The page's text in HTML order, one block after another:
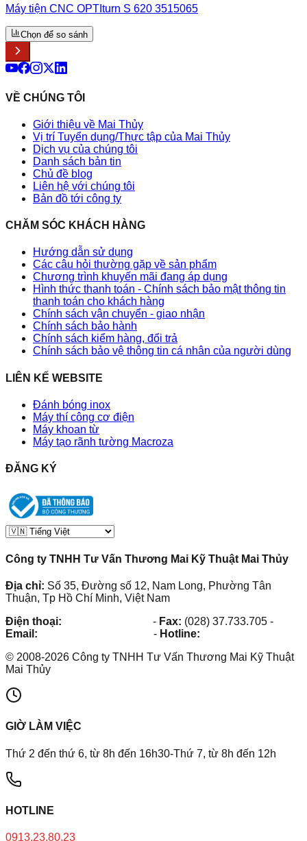
Máy tiện CNC OPTIturn S 620 3515065
Chọn để so sánh
VỀ CHÚNG TÔI
Giới thiệu về Mai Thủy
Vị trí Tuyển dụng/Thực tập của Mai Thủy
Dịch vụ của chúng tôi
Danh sách bản tin
Chủ đề blog
Liên hệ với chúng tôi
Bản đồ tới công ty
CHĂM SÓC KHÁCH HÀNG
Hướng dẫn sử dụng
Các câu hỏi thường gặp về sản phẩm
Chương trình khuyến mãi đang áp dụng
Hình thức thanh toán - Chính sách bảo mật thông tin
thanh toán cho khách hàng
Chính sách vận chuyển - giao nhận
Chính sách bảo hành
Chính sách kiểm hàng, đổi trả
Chính sách bảo vệ thông tin cá nhân của người dùng
LIÊN KẾ WEBSITE
Đánh bóng inox
Máy thí công cơ điện
Máy khoan từ
Máy tạo rãnh tường Macroza
ĐĂNG KÝ
Công ty TNHH Tư Vấn Thương Mai Kỹ Thuật Mai Thủy
Địa chỉ: Số 35, Đường số 12, Nam Long, Phường Tân
Thuận, Tp Hồ Chí Minh, Việt Nam
Điện thoại:
- Fax: (028) 37.733.705 -
Email:
- Hotline:
© 2008-2026 Công ty TNHH Tư Vấn Thương Mai Kỹ Thuật
Mai Thủy
GIỜ LÀM VIỆC
Thứ 2 đến thứ 6, từ 8h đến 16h30-Thứ 7, từ 8h đến 12h
HOTLINE
0913.23.80.23